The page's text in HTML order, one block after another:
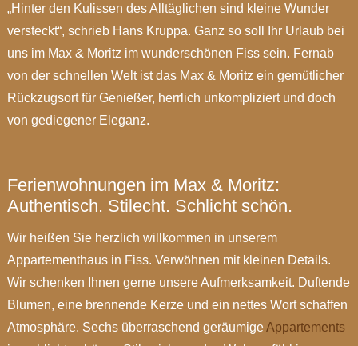
„Hinter den Kulissen des Alltäglichen sind kleine Wunder
versteckt“, schrieb Hans Kruppa. Ganz so soll Ihr Urlaub bei
uns im Max & Moritz im wunderschönen Fiss sein. Fernab
von der schnellen Welt ist das Max & Moritz ein gemütlicher
Rückzugsort für Genießer, herrlich unkompliziert und doch
von gediegener Eleganz.
Ferienwohnungen im Max & Moritz:
Authentisch. Stilecht. Schlicht schön.
Wir heißen Sie herzlich willkommen in unserem
Appartementhaus in Fiss. Verwöhnen mit kleinen Details.
Wir schenken Ihnen gerne unsere Aufmerksamkeit. Duftende
Blumen, eine brennende Kerze und ein nettes Wort schaffen
Atmosphäre. Sechs überraschend geräumigeAppartements